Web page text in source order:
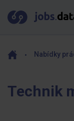
Nabídky
Technik